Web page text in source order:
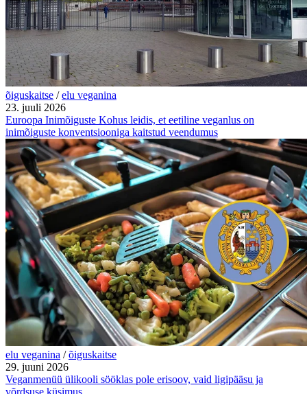
õiguskaitse / elu veganina
23. juuli 2026
Euroopa Inimõiguste Kohus leidis, et eetiline veganlus on
inimõiguste konventsiooniga kaitstud veendumus
elu veganina / õiguskaitse
29. juuni 2026
Veganmenüü ülikooli sööklas pole erisoov, vaid ligipääsu ja